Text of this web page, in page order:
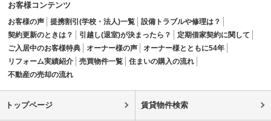
お客様コンテンツ
お客様の声 提携割引(学校・法人)一覧
設備トラブルや修理は？
契約更新のときは？
引越し(退室)が決まったら？
定期借家契約に関して
ご入居中のお客様特典
オーナー様の声
オーナー様とともに54年
リフォーム実績紹介
売買物件一覧
住まいの購入の流れ
不動産の売却の流れ
トップページ 賃貸物件検索